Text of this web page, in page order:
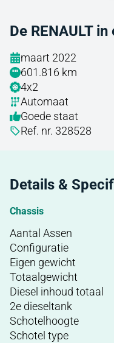
De RENAULT
maart 2022
601.816 km
4x2
Automaat
Goede staat
Ref. nr. 328528
Details &
Chassis
Aantal Assen
Configuratie
Eigen gewicht
Totaalgewicht
Diesel inhoud totaal
2e dieseltank
Schotelhoogte
Schotel type